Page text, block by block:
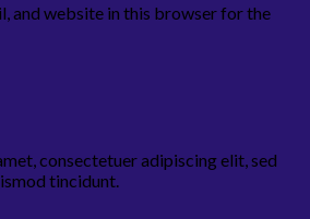
and website in this browser for the
consectetuer adipiscing elit, sed
tincidunt.